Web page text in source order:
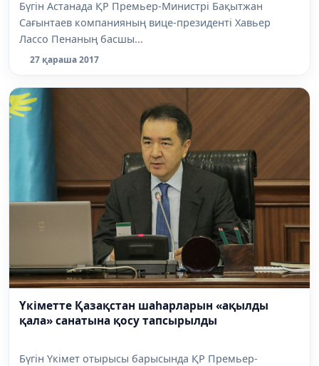
Бүгін Астанада ҚР Премьер-Министрі Бақытжан
Сағынтаев компанияның вице-президенті Хавьер
Лассо Пенаның басшы...
27 қараша 2017
Үкіметте Қазақстан шаһарларын «ақылды
қала» санатына қосу тапсырылды
Бүгін Үкімет отырысы барысында ҚР Премьер-